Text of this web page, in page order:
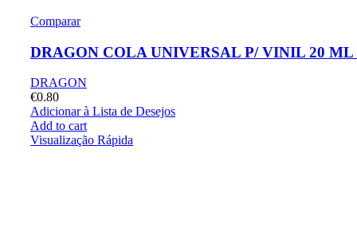
Comparar
DRAGON COLA UNIVERSAL P/ VINIL 20 ML
DRAGON
€0.80
Adicionar à Lista de Desejos
Add to cart
Visualização Rápida